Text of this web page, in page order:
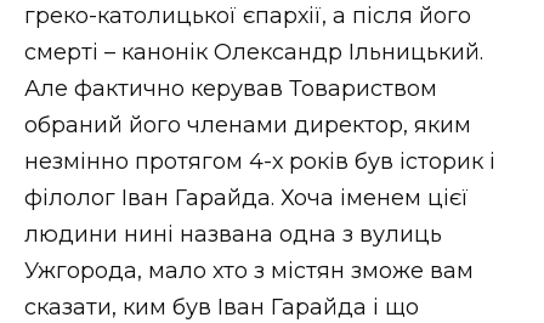
греко-католицької єпархії, а після його
смерті – канонік Олександр Ільницький.
Але фактично керував Товариством
обраний його членами директор, яким
незмінно протягом 4-х років був історик і
філолог Іван Гарайда. Хоча іменем цієї
людини нині названа одна з вулиць
Ужгорода, мало хто з містян зможе вам
сказати, ким був Іван Гарайда і що